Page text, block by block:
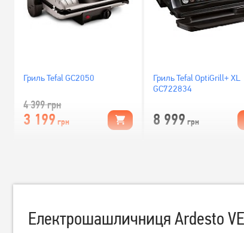
Гриль Tefal GC2050
4 399грн
3 199 грн
Гриль Tefal OptiGrill+ XL
GC722834
8 999 грн
Електрошашличниця Ardesto